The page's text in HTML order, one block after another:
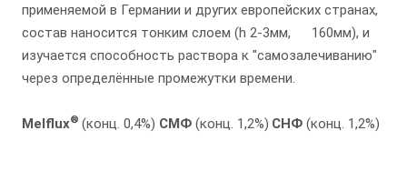
применяемой в Германии и других европейских странах,
состав наносится тонким слоем (h 2-3мм,
160мм), и
изучается способность раствора к "самозалечиванию"
через определённые промежутки времени.
Melflux® (конц. 0,4%) СМФ (конц. 1,2%) СНФ (конц. 1,2%)